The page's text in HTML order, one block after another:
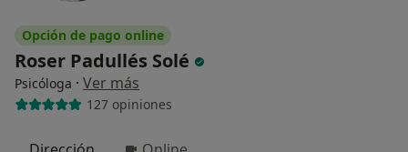
Opción de pago online
Roser Padullés Solé
Psicóloga · Ver más
127 opiniones